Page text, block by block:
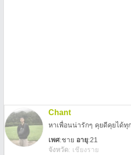
Chant
หาเพื่อนน่ารักๆ คุยดีคุยได้ทุก
เพศ:ชาย อายุ:21
จังหวัด: เชียงราย